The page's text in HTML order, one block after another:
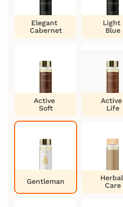
Elegant
Cabernet
Light
Blue
Active
Soft
Active
Life
Gentleman
Herbal
Care